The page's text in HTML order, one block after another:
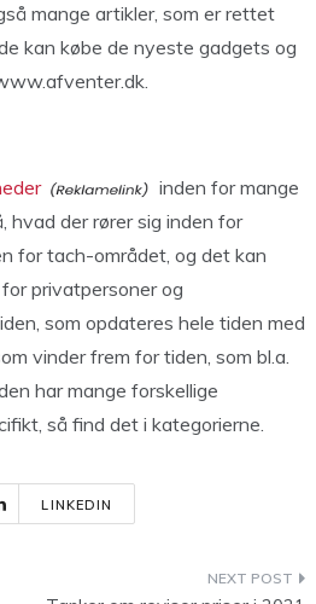
mange artikler, som er rettet
kan købe de nyeste gadgets og
inden for mange
hvad der rører sig inden for
for tach-området, og det kan
privatpersoner og
som opdateres hele tiden med
vinder frem for tiden, som bl.a.
har mange forskellige
så find det i kategorierne.
LINKEDIN